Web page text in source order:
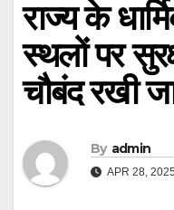
राज्य के
स्थलों पर
चौबंद रखी
By admin
APR 28, 2025